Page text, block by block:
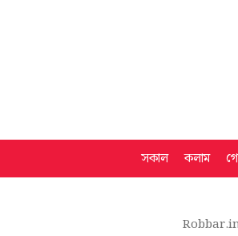
সকাল কলাম